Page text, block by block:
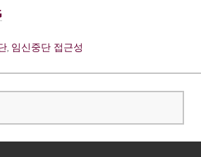
임
중
용
임신중단 접근성